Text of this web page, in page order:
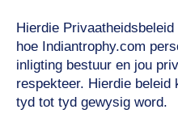
Hierdie
hoe Indiantrophy.com
inligting bestuur en jou
respekteer. Hierdie beleid
tyd tot tyd gewysig word.